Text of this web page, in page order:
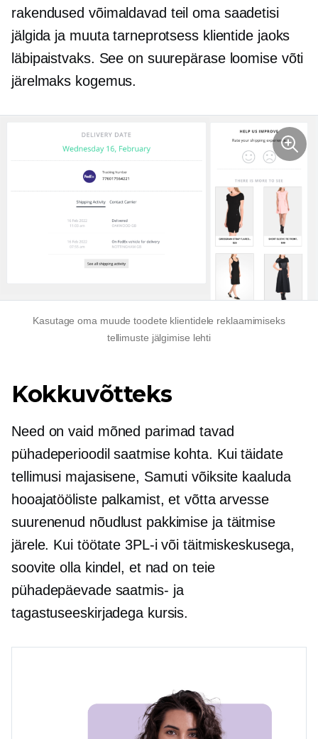
rakendused võimaldavad teil oma saadetisi
jälgida ja muuta tarneprotsess klientide jaoks
läbipaistvaks. See on suurepärase loomise võti
järelmaks kogemus.
Kasutage oma muude toodete klientidele reklaamimiseks
tellimuste jälgimise lehti
Kokkuvõtteks
Need on vaid mõned parimad tavad
pühadeperioodil saatmise kohta. Kui täidate
tellimusi majasisene, Samuti võiksite kaaluda
hooajatööliste palkamist, et võtta arvesse
suurenenud nõudlust pakkimise ja täitmise
järele. Kui töötate 3PL-i või täitmiskeskusega,
soovite olla kindel, et nad on teie
pühadepäevade saatmis- ja
tagastuseeskirjadega kursis.